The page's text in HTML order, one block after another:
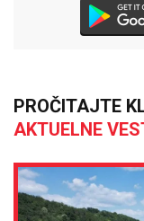
PROČITAJTE
AKTUELNE